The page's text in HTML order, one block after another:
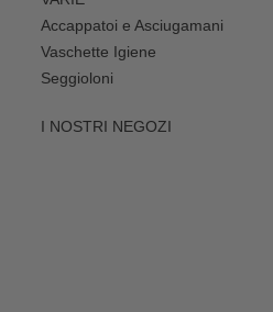
Accappatoi e Asciugamani
Vaschette Igiene
Seggioloni
I NOSTRI NEGOZI